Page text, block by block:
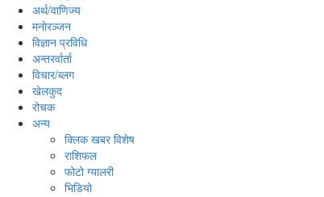
अर्थ/वाणिज्य
मनाेरञ्जन
विज्ञान प्रविधि
अन्तरर्वार्ता
विचार/ब्लग
खेलकुद
रोचक
अन्य
क्लिक खबर विशेष
राशिफल
फोटो ग्यालरी
भिडियो